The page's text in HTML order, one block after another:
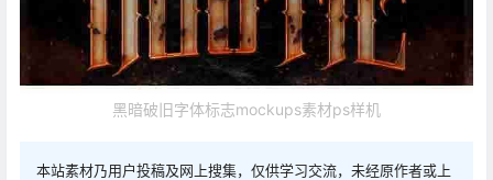
黑暗破旧字体标志mockups素材ps样机
本站素材乃用户投稿及网上搜集，仅供学习交流，未经原作者或上